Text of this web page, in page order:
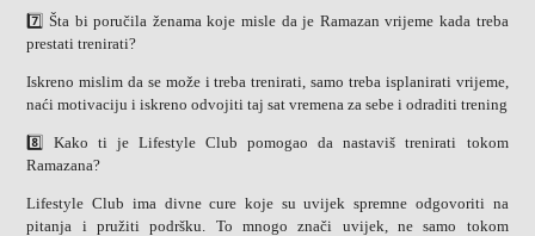
7️⃣ Šta bi poručila ženama koje misle da je Ramazan vrijeme kada treba
prestati trenirati?
Iskreno mislim da se može i treba trenirati, samo treba isplanirati vrijeme,
naći motivaciju i iskreno odvojiti taj sat vremena za sebe i odraditi trening
8️⃣ Kako ti je Lifestyle Club pomogao da nastaviš trenirati tokom
Ramazana?
Lifestyle Club ima divne cure koje su uvijek spremne odgovoriti na
pitanja i pružiti podršku. To mnogo znači uvijek, ne samo tokom